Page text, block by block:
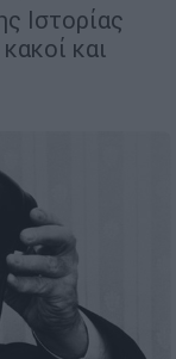
Ιστορίας
και